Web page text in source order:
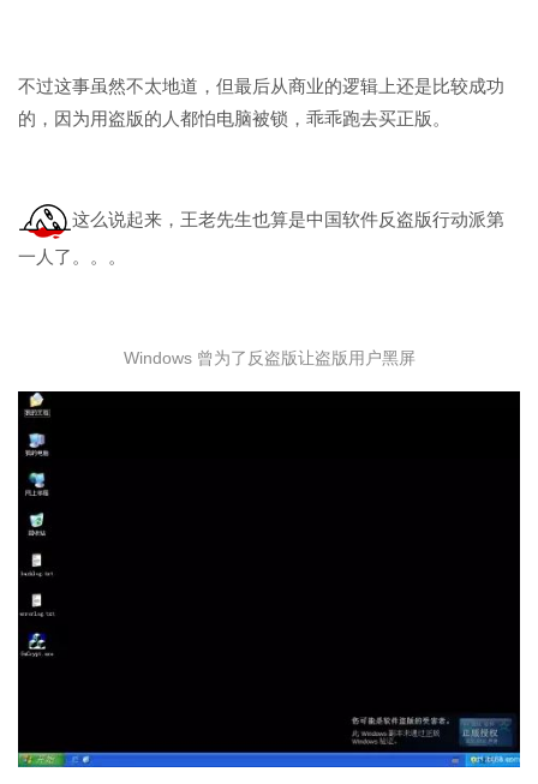
不过这事虽然不太地道，但最后从商业的逻辑上还是比较成功
的，因为用盗版的人都怕电脑被锁，乖乖跑去买正版。
这么说起来，王老先生也算是中国软件反盗版行动派第
一人了。。。
Windows 曾为了反盗版让盗版用户黑屏